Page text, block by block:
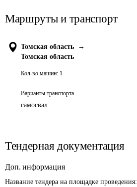
Маршруты и транспорт
Томская область
→
Томская область
Кол-во машин: 1
Варианты транспорта
самосвал
Тендерная документация
Доп. информация
Название тендера на площадке проведения: